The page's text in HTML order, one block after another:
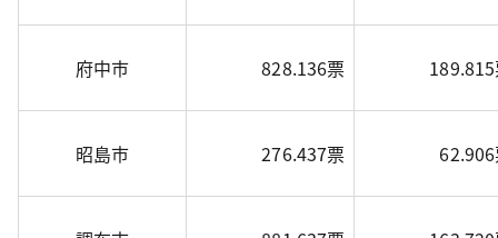
府中市 828.136票
昭島市 276.437票